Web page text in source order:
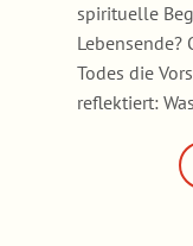
spirituelle
Lebensende?
Todes die
reflektiert: